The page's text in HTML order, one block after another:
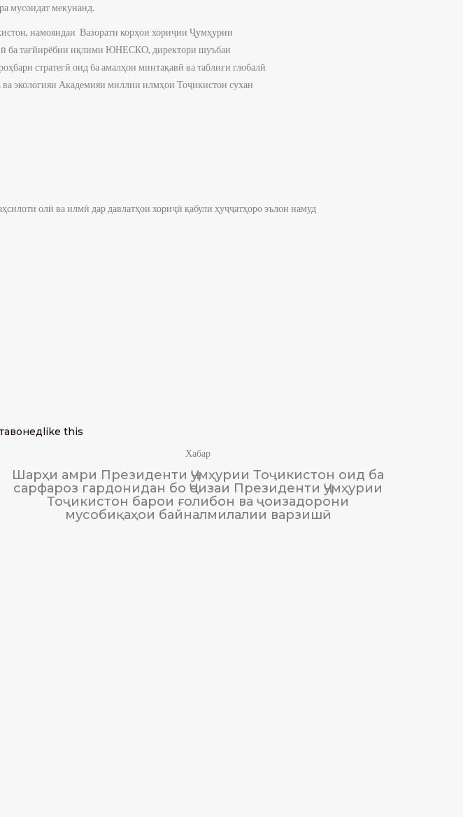
мусоидат мекунанд.
намояндаи Вазорати корҳои хориҷии Ҷумҳурии
ба тағйирёбии иқлими ЮНЕСКО, директори шуъбаи
стратегӣ оид ба амалҳои минтақавӣ ва таблиғи глобалӣ
экологияи Академияи миллии илмҳои Тоҷикистон сухан
олӣ ва илмӣ дар давлатҳои хориҷӣ қабули ҳуҷҷатҳоро эълон намуд
like this
Хабар
Шарҳи амри Президенти Ҷумҳурии Тоҷикистон оид ба
сарфароз гардонидан бо Ҷоизаи Президенти Ҷумҳурии
Тоҷикистон барои ғолибон ва ҷоизадорони
мусобиқаҳои байналмилалии варзишӣ